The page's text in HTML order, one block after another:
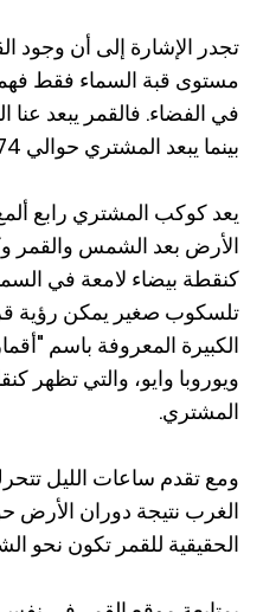
تجدر الإشارة إلى أن
مستوى قبة السماء فقط
بينما يبعد المشتري حوالي 874 مليون كيلومتر.
يعد كوكب المشتري رابع
الأرض بعد الشمس والقمر
كنقطة بيضاء لامعة في
تلسكوب صغير يمكن رؤية
الكبيرة المعروفة باسم
ويوروبا وايو، والتي تظهر
المشتري.
ومع تقدم ساعات الليل
الغرب نتيجة دوران الأرض
الحقيقية للقمر تكون نحو